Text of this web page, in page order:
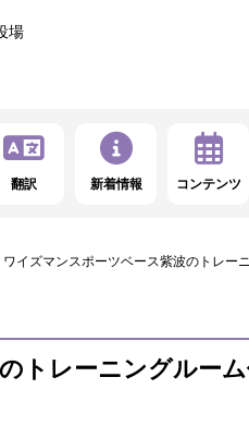
翻訳 新着情報 コンテンツ
ワイズマンスポーツベース紫波のトレー
トレーニングルー